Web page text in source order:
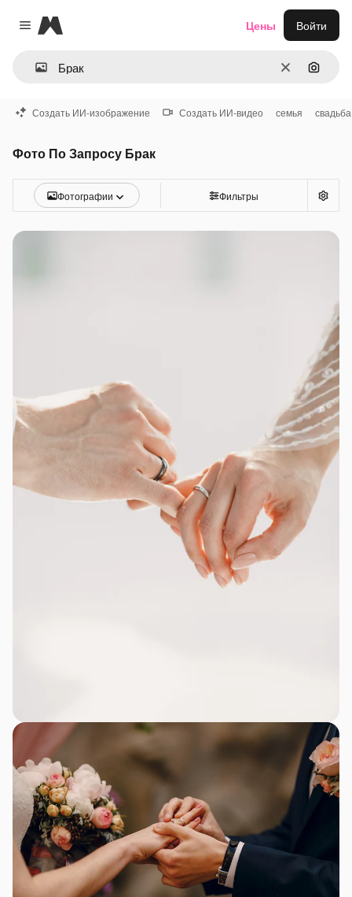
Close menu
Magnific
ОчиститьПоиск
Цены Войти
Создать ИИ-изображение Создать ИИ-видео семья свадьба
Фото По Запросу Брак
Фотографии Фильтры